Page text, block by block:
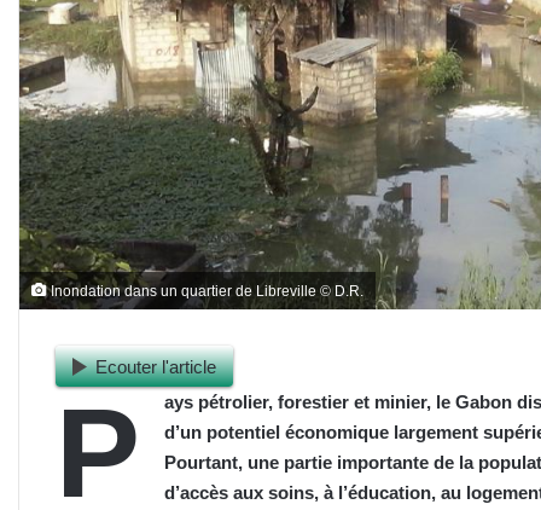
Inondation dans un quartier de Libreville © D.R.
Ecouter l'article
P
ays pétrolier, forestier et minier, le Gabon
d’un potentiel économique largement
Pourtant, une partie importante de la
d’accès aux soins, à l’éducation, au